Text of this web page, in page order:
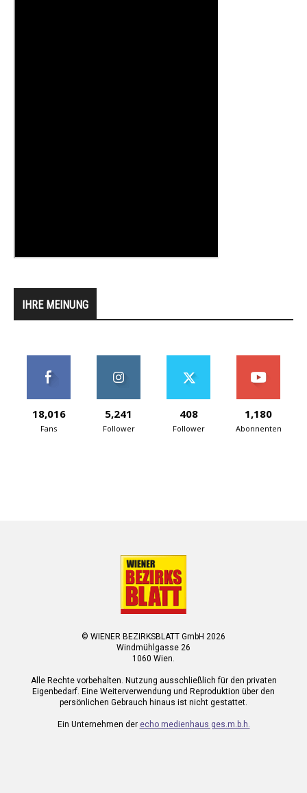
IHRE MEINUNG
18,016
Fans
5,241
Follower
408
Follower
1,180
Abonnenten
© WIENER BEZIRKSBLATT GmbH 2026
Windmühlgasse 26
1060 Wien.
Alle Rechte vorbehalten. Nutzung ausschließlich für den privaten
Eigenbedarf. Eine Weiterverwendung und Reproduktion über den
persönlichen Gebrauch hinaus ist nicht gestattet.
Ein Unternehmen der echo medienhaus ges.m.b.h.